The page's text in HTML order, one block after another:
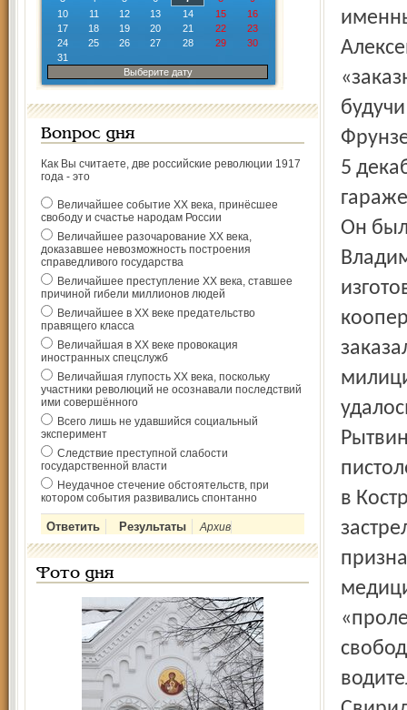
10
11 12 13 14 15
16
17
18 19 20 21 22
23
24
25 26 27 28 29
30
31
Выберите дату
Вопрос дня
Как Вы считаете, две российские революции 1917
года - это
Величайшее событие ХХ века, принёсшее
свободу и счастье народам России
Величайшее разочарование ХХ века,
доказавшее невозможность построения
справедливого государства
Величайшее преступление ХХ века, ставшее
причиной гибели миллионов людей
Величайшее в ХХ веке предательство
правящего класса
Величайшая в ХХ веке провокация
иностранных спецслужб
Величайшая глупость ХХ века, поскольку
участники революций не осознавали последствий
ими совершённого
Всего лишь не удавшийся социальный
эксперимент
Следствие преступной слабости
государственной власти
Неудачное стечение обстоятельств, при
котором события развивались спонтанно
Архив
Фото дня
5
Он
в